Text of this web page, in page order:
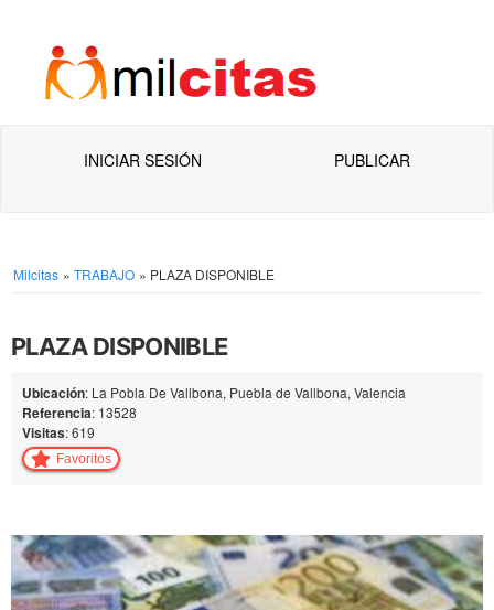
INICIAR SESIÓN PUBLICAR
Milcitas » TRABAJO » PLAZA DISPONIBLE
PLAZA DISPONIBLE
Ubicación: La Pobla De Vallbona, Puebla de Vallbona, Valencia
Referencia: 13528
Visitas: 619
Favoritos